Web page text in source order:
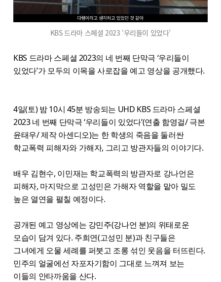
KBS 드라마 스페셜 2023 ‘우리들이 있었다’
KBS 드라마 스페셜 2023의 네 번째 단막극 ‘우리들이
있었다’가 모두의 이목을 사로잡을 예고 영상을 공개했다.
4일(토) 밤 10시 45분 방송되는 UHD KBS 드라마 스페셜
2023 네 번째 단막극 ‘우리들이 있었다’(연출 함영걸/ 극본
윤태우/ 제작 아센디오)는 한 학생의 죽음을 둘러싼
학교폭력 피해자와 가해자, 그리고 방관자들의 이야기다.
배우 김현수, 이민재는 학교폭력의 방관자로 강나언은
피해자, 마지막으로 고성민은 가해자 역할을 맡아 밀도
높은 열연을 펼칠 예정이다.
공개된 예고 영상에는 강민주(강나언 분)의 위태로운
모습이 담겨 있다. 주희연(고성민 분)과 친구들은
그녀에게 오물 세례를 퍼붓고 조롱 섞인 웃음을 터뜨린다.
민주의 얼굴에선 자포자기함이 그대로 느껴져 보는
이들의 안타까움을 산다.